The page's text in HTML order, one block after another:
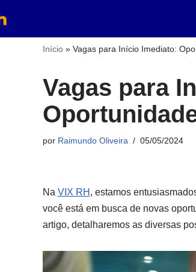
Início» Vagas para Início Imediato:
Vagas para
por Raimundo Oliveira 05/05/2024
Na VIX RH , estamos
você está em busca de novas
artigo, detalharemos as diversas